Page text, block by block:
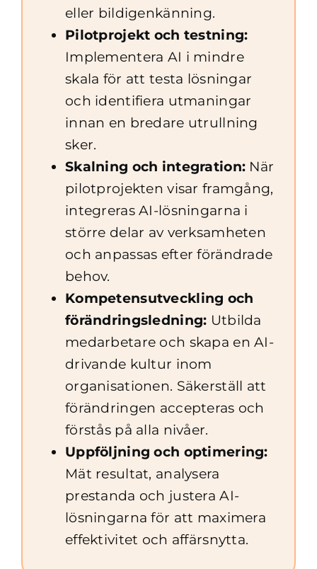
eller bildigenkänning.
Pilotprojekt och testning:
Implementera AI i mindre
skala för att testa lösningar
och identifiera utmaningar
innan en bredare utrullning
sker.
Skalning och integration: När
pilotprojekten visar framgång,
integreras AI-lösningarna i
större delar av verksamheten
och anpassas efter förändrade
behov.
Kompetensutveckling och
förändringsledning: Utbilda
medarbetare och skapa en AI-
drivande kultur inom
organisationen. Säkerställ att
förändringen accepteras och
förstås på alla nivåer.
Uppföljning och optimering:
Mät resultat, analysera
prestanda och justera AI-
lösningarna för att maximera
effektivitet och affärsnytta.